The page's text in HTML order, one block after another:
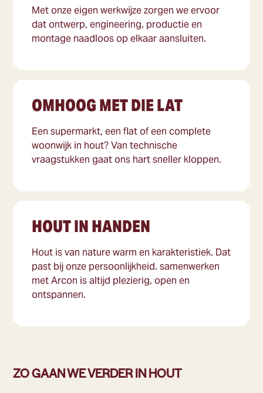
Met onze eigen werkwijze zorgen we ervoor
dat ontwerp, engineering, productie en
montage naadloos op elkaar aansluiten.
OMHOOG MET DIE LAT
Een supermarkt, een flat of een complete
woonwijk in hout? Van technische
vraagstukken gaat ons hart sneller kloppen.
HOUT IN HANDEN
Hout is van nature warm en karakteristiek. Dat
past bij onze persoonlijkheid. samenwerken
met Arcon is altijd plezierig, open en
ontspannen.
ZO GAAN WE VERDER IN HOUT